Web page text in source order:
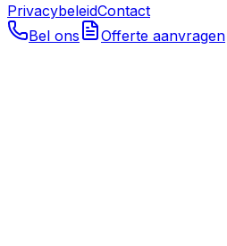
PrivacybeleidContact
Bel ons
Offerte aanvragen